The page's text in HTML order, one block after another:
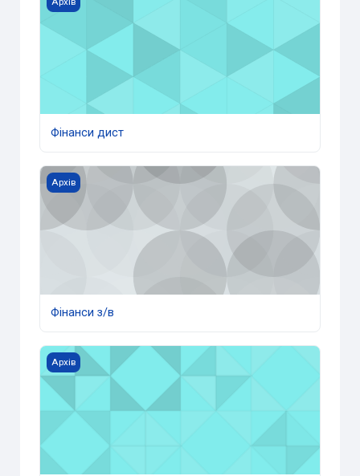
Фінанси дист
Фінанси з/в
Архів
Фінанси з/в
Фінанси зарубіжних корпорацій
Архів